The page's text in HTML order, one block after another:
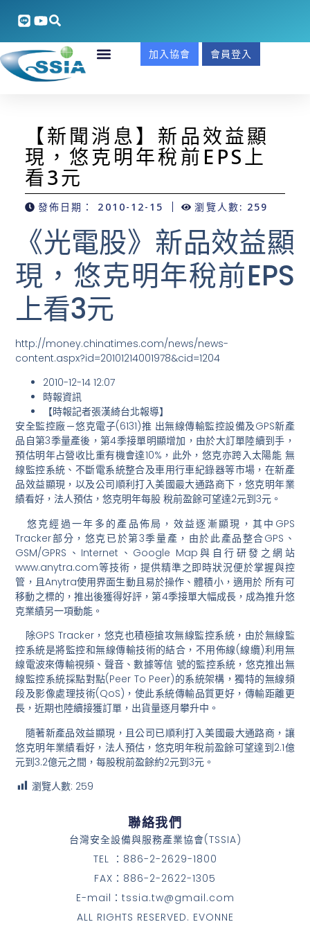
加入協會 會員登入
【新聞消息】新品效益顯
現，悠克明年稅前EPS上
看3元
發佈日期： 2010-12-15 瀏覽人數: 259
《光電股》新品效益顯
現，悠克明年稅前EPS
上看3元
http://money.chinatimes.com/news/news-
content.aspx?id=20101214001978&cid=1204
2010-12-14 12:07
時報資訊
【時報記者張漢綺台北報導】
安全監控廠－悠克電子(6131)推 出無線傳輸監控設備及GPS新產
品自第3季量產後，第4季接單明顯增加，由於大訂單陸續到手，
預估明年占營收比重有機會達10%，此外，悠克亦跨入太陽能 無
線監控系統、不斷電系統整合及車用行車紀錄器等市場，在新產
品效益顯現，以及公司順利打入美國最大通路商下，悠克明年業
績看好，法人預估，悠克明年每股 稅前盈餘可望達2元到3元。
悠克經過一年多的產品佈局，效益逐漸顯現，其中GPS
Tracker部分，悠克已於第3季量產，由於此產品整合GPS、
GSM/GPRS、Internet、Google Map與自行研發之網站
www.anytra.com等技術，提供精準之即時狀況便於掌握與控
管，且Anytra使用界面生動且易於操作、體積小，適用於 所有可
移動之標的，推出後獲得好評，第4季接單大幅成長，成為推升悠
克業績另一項動能。
除GPS Tracker，悠克也積極搶攻無線監控系統，由於無線監
控系統是將監控和無線傳輸技術的結合，不用佈線(線纜)利用無
線電波來傳輸視頻、聲音、數據等信 號的監控系統，悠克推出無
線監控系統採點對點(Peer To Peer)的系統架構，獨特的無線頻
段及影像處理技術(QoS)，使此系統傳輸品質更好，傳輸距離更
長，近期也陸續接獲訂單，出貨量逐月攀升中。
隨著新產品效益顯現，且公司已順利打入美國最大通路商，讓
悠克明年業績看好，法人預估，悠克明年稅前盈餘可望達到2.1億
元到3.2億元之間，每股稅前盈餘約2元到3元。
瀏覽人數: 259
聯絡我們
台灣安全設備與服務產業協會(TSSIA)
TEL ：886-2-2629-1800
FAX：886-2-2622-1305
E-mail：tssia.tw@gmail.com
ALL RIGHTS RESERVED. EVONNE